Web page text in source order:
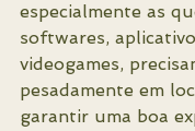
especialmente as
softwares,
videogames,
pesadamente em
garantir uma boa